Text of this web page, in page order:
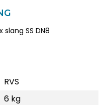
SS DN8
RVS
6 kg